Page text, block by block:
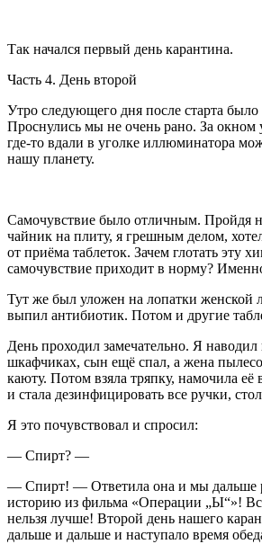
Так начался первый день карантина.
Часть 4. День второй
Утро следующего дня после старта
Проснулись мы не очень рано. За окном
где-то вдали в уголке иллюминатора
нашу планету.
Самочувствие было отличным. Пройдя
чайник на плиту, я грешным делом, хотел
от приёма таблеток. Зачем глотать эту
самочувствие приходит в норму?
Тут же был уложен на лопатки
выпил антибиотик. Потом и другие
День проходил замечательно. Я
шкафчиках, сын ещё спал, а жена
каюту. Потом взяла тряпку, намочила её
и стала дезинфицировать все ручки,
Я это почувствовал и спросил:
— Спирт? —
— Спирт! — Ответила она и мы дальше
историю из фильма «Операции „Ы“»!
нельзя лучше! Второй день нашего
дальше и дальше и наступало время